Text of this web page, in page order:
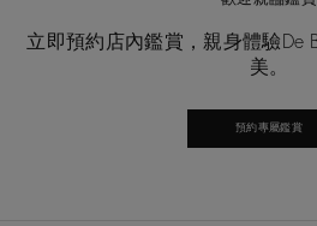
立即預約店內鑑賞，親身體驗De
美。
預約專屬鑑賞